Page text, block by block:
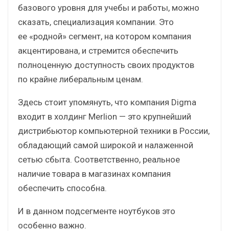
базового уровня для учебы и работы, можно
сказать, специализация компании. Это
ее «родной» сегмент, на котором компания
акцентирована, и стремится обеспечить
полноценную доступность своих продуктов
по крайне либеральным ценам.
Здесь стоит упомянуть, что компания Digma
входит в холдинг Merlion — это крупнейший
дистрибьютор компьютерной техники в России,
обладающий самой широкой и налаженной
сетью сбыта. Соответственно, реальное
наличие товара в магазинах компания
обеспечить способна.
И в данном подсегменте ноутбуков это
особенно важно.